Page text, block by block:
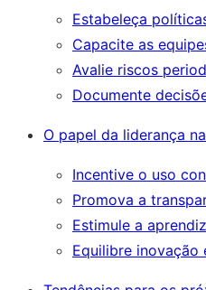
Estabeleça
Capacite as
Avalie riscos
Documente
O papel da liderança
Incentive o uso
Promova a
Estimule a
Equilibre inovação